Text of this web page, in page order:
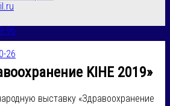
96
26
KIHE 2019»
выставку «Здравоохранение